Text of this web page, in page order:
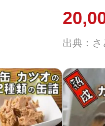
焼、
き)
出典：さ